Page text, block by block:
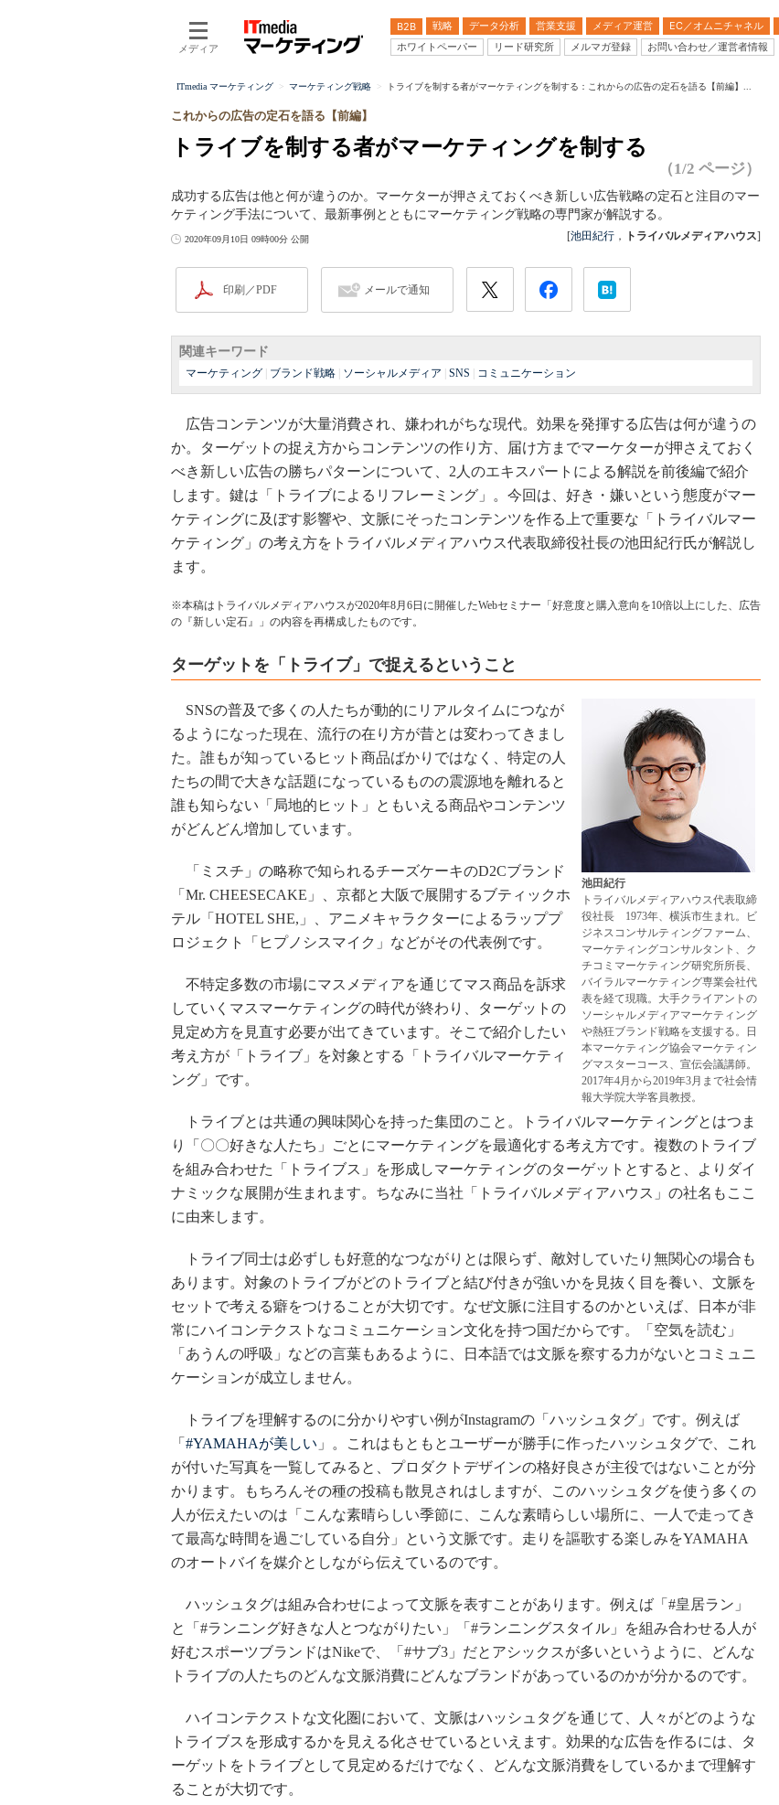
メディア
B2B 戦略 データ分析 営業支援 メディア運営 EC／オムニチャネル
ホワイトペーパー
リード研究所 メルマガ登録 お問い合わせ／運営者情報
ITmedia マーケティング マーケティング戦略 トライブを制する者がマーケティングを制する：これからの広告の定石を語る【前編】...
トライブを制する者がマーケティングを制する
これからの広告の定石を語る【前編】
（1/2 ページ）
成功する広告は他と何が違うのか。マーケターが押さえておくべき新しい広告戦略の定石と注目のマー
ケティング手法について、最新事例とともにマーケティング戦略の専門家が解説する。
2020年09月10日 09時00分 公開 [池田紀行 ， トライバルメディアハウス]
印刷／PDF メールで通知
関連キーワード
マーケティング ブランド戦略 ソーシャルメディア SNS コミュニケーション
広告コンテンツが大量消費され、嫌われがちな現代。効果を発揮する広告は何が違うの
か。ターゲットの捉え方からコンテンツの作り方、届け方までマーケターが押さえておく
べき新しい広告の勝ちパターンについて、2人のエキスパートによる解説を前後編で紹介
します。鍵は「トライブによるリフレーミング」。今回は、好き・嫌いという態度がマー
ケティングに及ぼす影響や、文脈にそったコンテンツを作る上で重要な「トライバルマー
ケティング」の考え方をトライバルメディアハウス代表取締役社長の池田紀行氏が解説し
ます。
※本稿はトライバルメディアハウスが2020年8月6日に開催したWebセミナー「好意度と購入意向を10倍以上にした、広告
の『新しい定石』」の内容を再構成したものです。
ターゲットを「トライブ」で捉えるということ
池田紀行
トライバルメディアハウス代表取締
役社長 1973年、横浜市生まれ。ビ
ジネスコンサルティングファーム、
マーケティングコンサルタント、ク
チコミマーケティング研究所所長、
バイラルマーケティング専業会社代
表を経て現職。大手クライアントの
ソーシャルメディアマーケティング
や熱狂ブランド戦略を支援する。日
本マーケティング協会マーケティン
グマスターコース、宣伝会議講師。
2017年4月から2019年3月まで社会情
報大学院大学客員教授。
SNSの普及で多くの人たちが動的にリアルタイムにつなが
るようになった現在、流行の在り方が昔とは変わってきまし
た。誰もが知っているヒット商品ばかりではなく、特定の人
たちの間で大きな話題になっているものの震源地を離れると
誰も知らない「局地的ヒット」ともいえる商品やコンテンツ
がどんどん増加しています。
「ミスチ」の略称で知られるチーズケーキのD2Cブランド
「Mr. CHEESECAKE」、京都と大阪で展開するブティックホ
テル「HOTEL SHE,」、アニメキャラクターによるラッププ
ロジェクト「ヒプノシスマイク」などがその代表例です。
不特定多数の市場にマスメディアを通じてマス商品を訴求
していくマスマーケティングの時代が終わり、ターゲットの
見定め方を見直す必要が出てきています。そこで紹介したい
考え方が「トライブ」を対象とする「トライバルマーケティ
ング」です。
トライブとは共通の興味関心を持った集団のこと。トライバルマーケティングとはつま
り「〇〇好きな人たち」ごとにマーケティングを最適化する考え方です。複数のトライブ
を組み合わせた「トライブス」を形成しマーケティングのターゲットとすると、よりダイ
ナミックな展開が生まれます。ちなみに当社「トライバルメディアハウス」の社名もここ
に由来します。
トライブ同士は必ずしも好意的なつながりとは限らず、敵対していたり無関心の場合も
あります。対象のトライブがどのトライブと結び付きが強いかを見抜く目を養い、文脈を
セットで考える癖をつけることが大切です。なぜ文脈に注目するのかといえば、日本が非
常にハイコンテクストなコミュニケーション文化を持つ国だからです。「空気を読む」
「あうんの呼吸」などの言葉もあるように、日本語では文脈を察する力がないとコミュニ
ケーションが成立しません。
トライブを理解するのに分かりやすい例がInstagramの「ハッシュタグ」です。例えば
「 #YAMAHAが美しい 」。これはもともとユーザーが勝手に作ったハッシュタグで、これ
が付いた写真を一覧してみると、プロダクトデザインの格好良さが主役ではないことが分
かります。もちろんその種の投稿も散見されはしますが、このハッシュタグを使う多くの
人が伝えたいのは「こんな素晴らしい季節に、こんな素晴らしい場所に、一人で走ってき
て最高な時間を過ごしている自分」という文脈です。走りを謳歌する楽しみをYAMAHA
のオートバイを媒介としながら伝えているのです。
ハッシュタグは組み合わせによって文脈を表すことがあります。例えば「#皇居ラン」
と「#ランニング好きな人とつながりたい」「#ランニングスタイル」を組み合わせる人が
好むスポーツブランドはNikeで、「#サブ3」だとアシックスが多いというように、どんな
トライブの人たちのどんな文脈消費にどんなブランドがあっているのかが分かるのです。
ハイコンテクストな文化圏において、文脈はハッシュタグを通じて、人々がどのような
トライブスを形成するかを見える化させているといえます。効果的な広告を作るには、タ
ーゲットをトライブとして見定めるだけでなく、どんな文脈消費をしているかまで理解す
ることが大切です。